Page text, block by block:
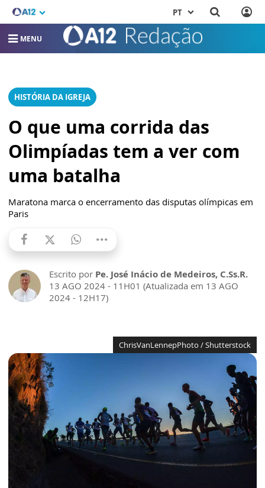
PT
MENU
HISTÓRIA DA IGREJA
O que uma corrida das
Olimpíadas tem a ver com
uma batalha
Maratona marca o encerramento das disputas olímpicas em
Paris
Escrito por Pe. José Inácio de Medeiros, C.Ss.R.
13 AGO 2024 - 11H01 (Atualizada em 13 AGO
2024 - 12H17)
ChrisVanLennepPhoto / Shutterstock